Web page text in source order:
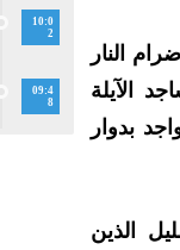
النار
الآيلة
بدوار
الذين
10:0
2
09:4
8